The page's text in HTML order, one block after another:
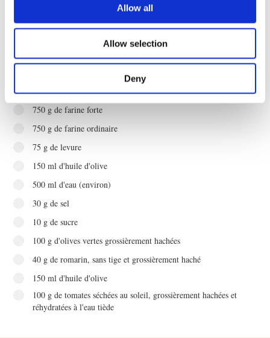
Allow all
Allow selection
Deny
les sandwichs ou pour tremper dans l’huile d’olive !
750 g de farine forte
750 g de farine ordinaire
75 g de levure
150 ml d'huile d'olive
500 ml d'eau (environ)
30 g de sel
10 g de sucre
100 g d'olives vertes grossièrement hachées
40 g de romarin, sans tige et grossièrement haché
150 ml d'huile d'olive
100 g de tomates séchées au soleil, grossièrement hachées et
réhydratées à l'eau tiède